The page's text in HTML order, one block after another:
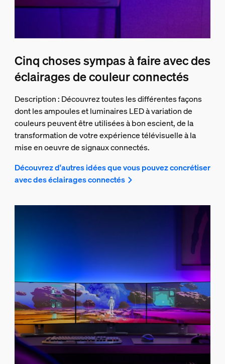
Cinq choses sympas à faire avec des
éclairages de couleur connectés
Description : Découvrez toutes les différentes façons
dont les ampoules et luminaires LED à variation de
couleurs peuvent être utilisées à bon escient, de la
transformation de votre expérience télévisuelle à la
mise en oeuvre de signaux connectés.
Découvrez d'autres idées que vous pouvez concrétiser
avec des éclairages connectés